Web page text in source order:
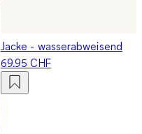
Jacke - wasserabweisend
69.95 CHF